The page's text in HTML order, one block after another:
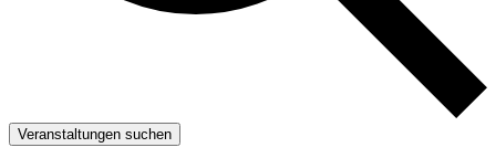
Veranstaltungen suchen